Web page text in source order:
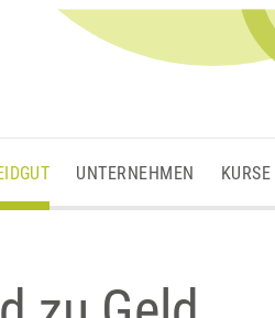
UNTERNEHMEN KURSE